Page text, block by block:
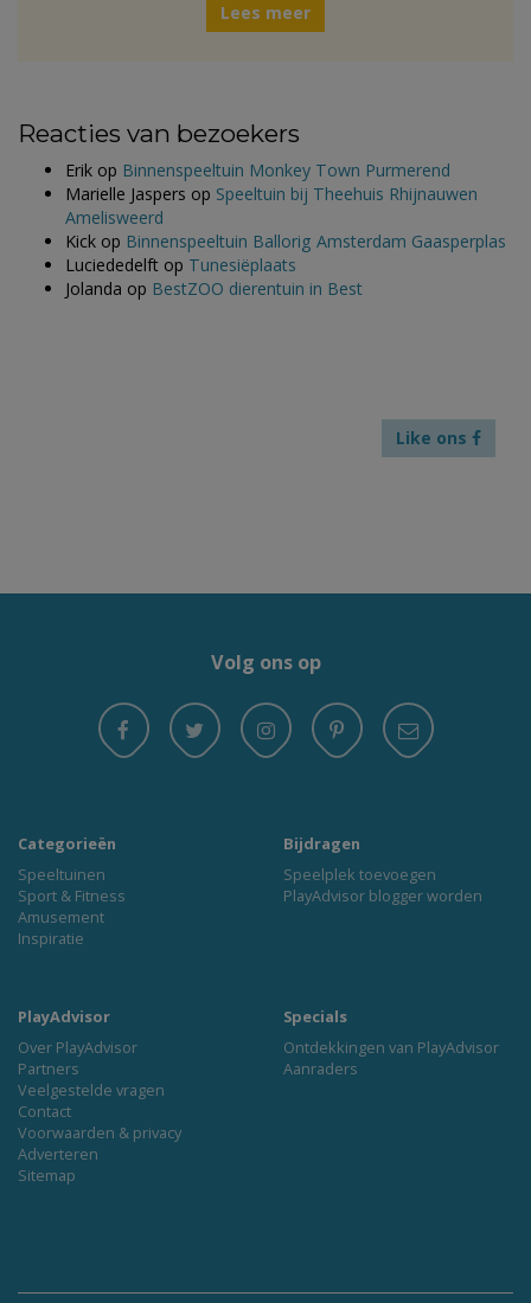
Lees meer
Reacties van bezoekers
Erik op Binnenspeeltuin Monkey Town Purmerend
Marielle Jaspers op Speeltuin bij Theehuis Rhijnauwen
Amelisweerd
Kick op Binnenspeeltuin Ballorig Amsterdam Gaasperplas
Luciededelft op Tunesiëplaats
Jolanda op BestZOO dierentuin in Best
Like ons
Volg ons op
Categorieën
Speeltuinen
Sport & Fitness
Amusement
Inspiratie
Bijdragen
Speelplek toevoegen
PlayAdvisor blogger worden
PlayAdvisor
Over PlayAdvisor
Partners
Veelgestelde vragen
Contact
Voorwaarden & privacy
Adverteren
Sitemap
Specials
Ontdekkingen van PlayAdvisor
Aanraders